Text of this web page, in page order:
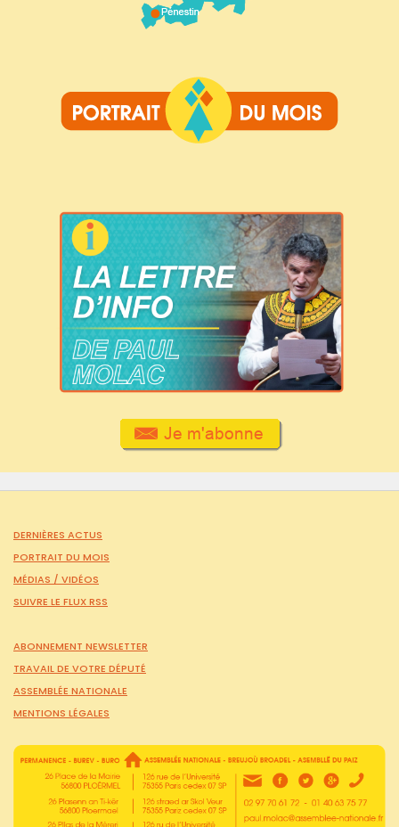
DERNIÈRES ACTUS
PORTRAIT DU MOIS
MÉDIAS / VIDÉOS
SUIVRE LE FLUX RSS
ABONNEMENT NEWSLETTER
TRAVAIL DE VOTRE DÉPUTÉ
ASSEMBLÉE NATIONALE
MENTIONS LÉGALES